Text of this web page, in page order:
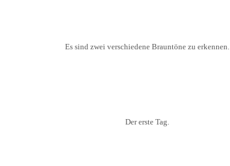
Es sind zwei verschiedene Brauntöne zu erkennen.
Der erste Tag.